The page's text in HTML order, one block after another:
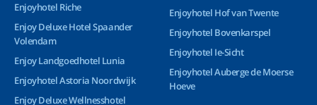
Enjoyhotel Riche
Enjoy Deluxe Hotel Spaander
Volendam
Enjoy Landgoedhotel Lunia
Enjoyhotel Astoria Noordwijk
Enjoy Deluxe Wellnesshotel
Enjoyhotel Hof van Twente
Enjoyhotel Bovenkarspel
Enjoyhotel Ie-Sicht
Enjoyhotel Auberge de Moerse
Hoeve